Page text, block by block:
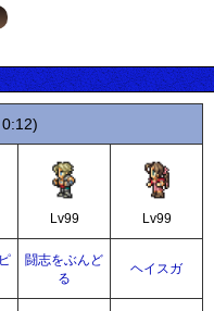
Lv99 Lv99
闘志をぶんど
る
ヘイスガ